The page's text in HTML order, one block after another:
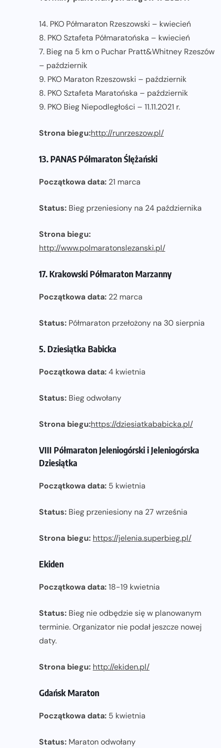
14. PKO Półmaraton Rzeszowski – kwiecień
8. PKO Sztafeta Półmaratońska – kwiecień
7. Bieg na 5 km o Puchar Pratt&Whitney Rzeszów
– październik
9. PKO Maraton Rzeszowski – październik
8. PKO Sztafeta Maratońska – październik
9. PKO Bieg Niepodległości – 11.11.2021 r.
Strona biegu:http://runrzeszow.pl/
13. PANAS Półmaraton Ślężański
Początkowa data: 21 marca
Status: Bieg przeniesiony na 24 października
Strona biegu:
http://www.polmaratonslezanski.pl/
17. Krakowski Półmaraton Marzanny
Początkowa data: 22 marca
Status: Półmaraton przełożony na 30 sierpnia
5. Dziesiątka Babicka
Początkowa data:4 kwietnia
Status: Bieg odwołany
Strona biegu:https://dziesiatkababicka.pl/
VIII Półmaraton Jeleniogórski i Jeleniogórska
Dziesiątka
Początkowa data: 5 kwietnia
Status: Bieg przeniesiony na 27 września
Strona biegu: https://jelenia.superbieg.pl/
Ekiden
Początkowa data:18-19 kwietnia
Status: Bieg nie odbędzie się w planowanym
terminie. Organizator nie podał jeszcze nowej
daty.
Strona biegu: http://ekiden.pl/
Gdańsk Maraton
Początkowa data: 5 kwietnia
Status: Maraton odwołany